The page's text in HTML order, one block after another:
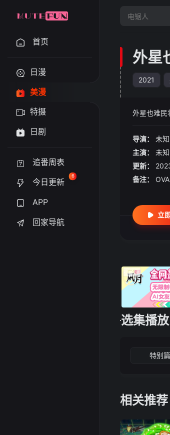
首页
日漫
美漫
特摄
日剧
追番周表
今日更新
6
APP
回家导航
外星
2021
外星也难民
导演：
未知
主演：
未知
更新：
备注：
OVA
立
选集播放
特别篇
相关推荐